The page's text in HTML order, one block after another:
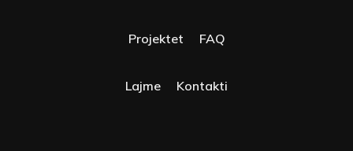
Projektet FAQ
Lajme Kontakti